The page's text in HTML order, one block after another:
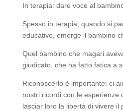
In terapia: dare voce al
Spesso in terapia, quando si
educativo, emerge il bambino
Quel bambino che magari
giudicato, che ha fatto fatica a
Riconoscerlo è importante: ci
nostri ricordi con le esperienze
lasciar loro la libertà di vivere il